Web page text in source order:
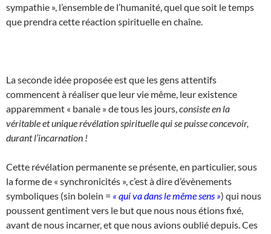
sympathie », l’ensemble de l’humanité, quel que soit le temps
que prendra cette réaction spirituelle en chaîne.
La seconde idée proposée est que les gens attentifs
commencent à réaliser que leur vie même, leur existence
apparemment « banale » de tous les jours, consiste en la
véritable et unique révélation spirituelle qui se puisse concevoir,
durant l’incarnation !
Cette révélation permanente se présente, en particulier, sous
la forme de « synchronicités », c’est à dire d’évènements
symboliques (sin bolein = « qui va dans le même sens ») qui nous
poussent gentiment vers le but que nous nous étions fixé,
avant de nous incarner, et que nous avions oublié depuis. Ces